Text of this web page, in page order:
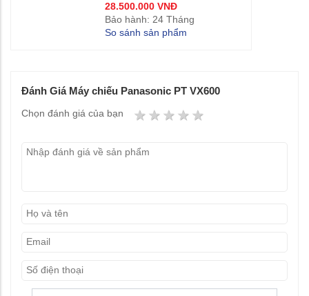
28.500.000 VNĐ
Bảo hành: 24 Tháng
So sánh sản phẩm
Đánh Giá Máy chiếu Panasonic PT VX600
Chọn đánh giá của bạn 4 stars
3 stars
2 stars
1 star